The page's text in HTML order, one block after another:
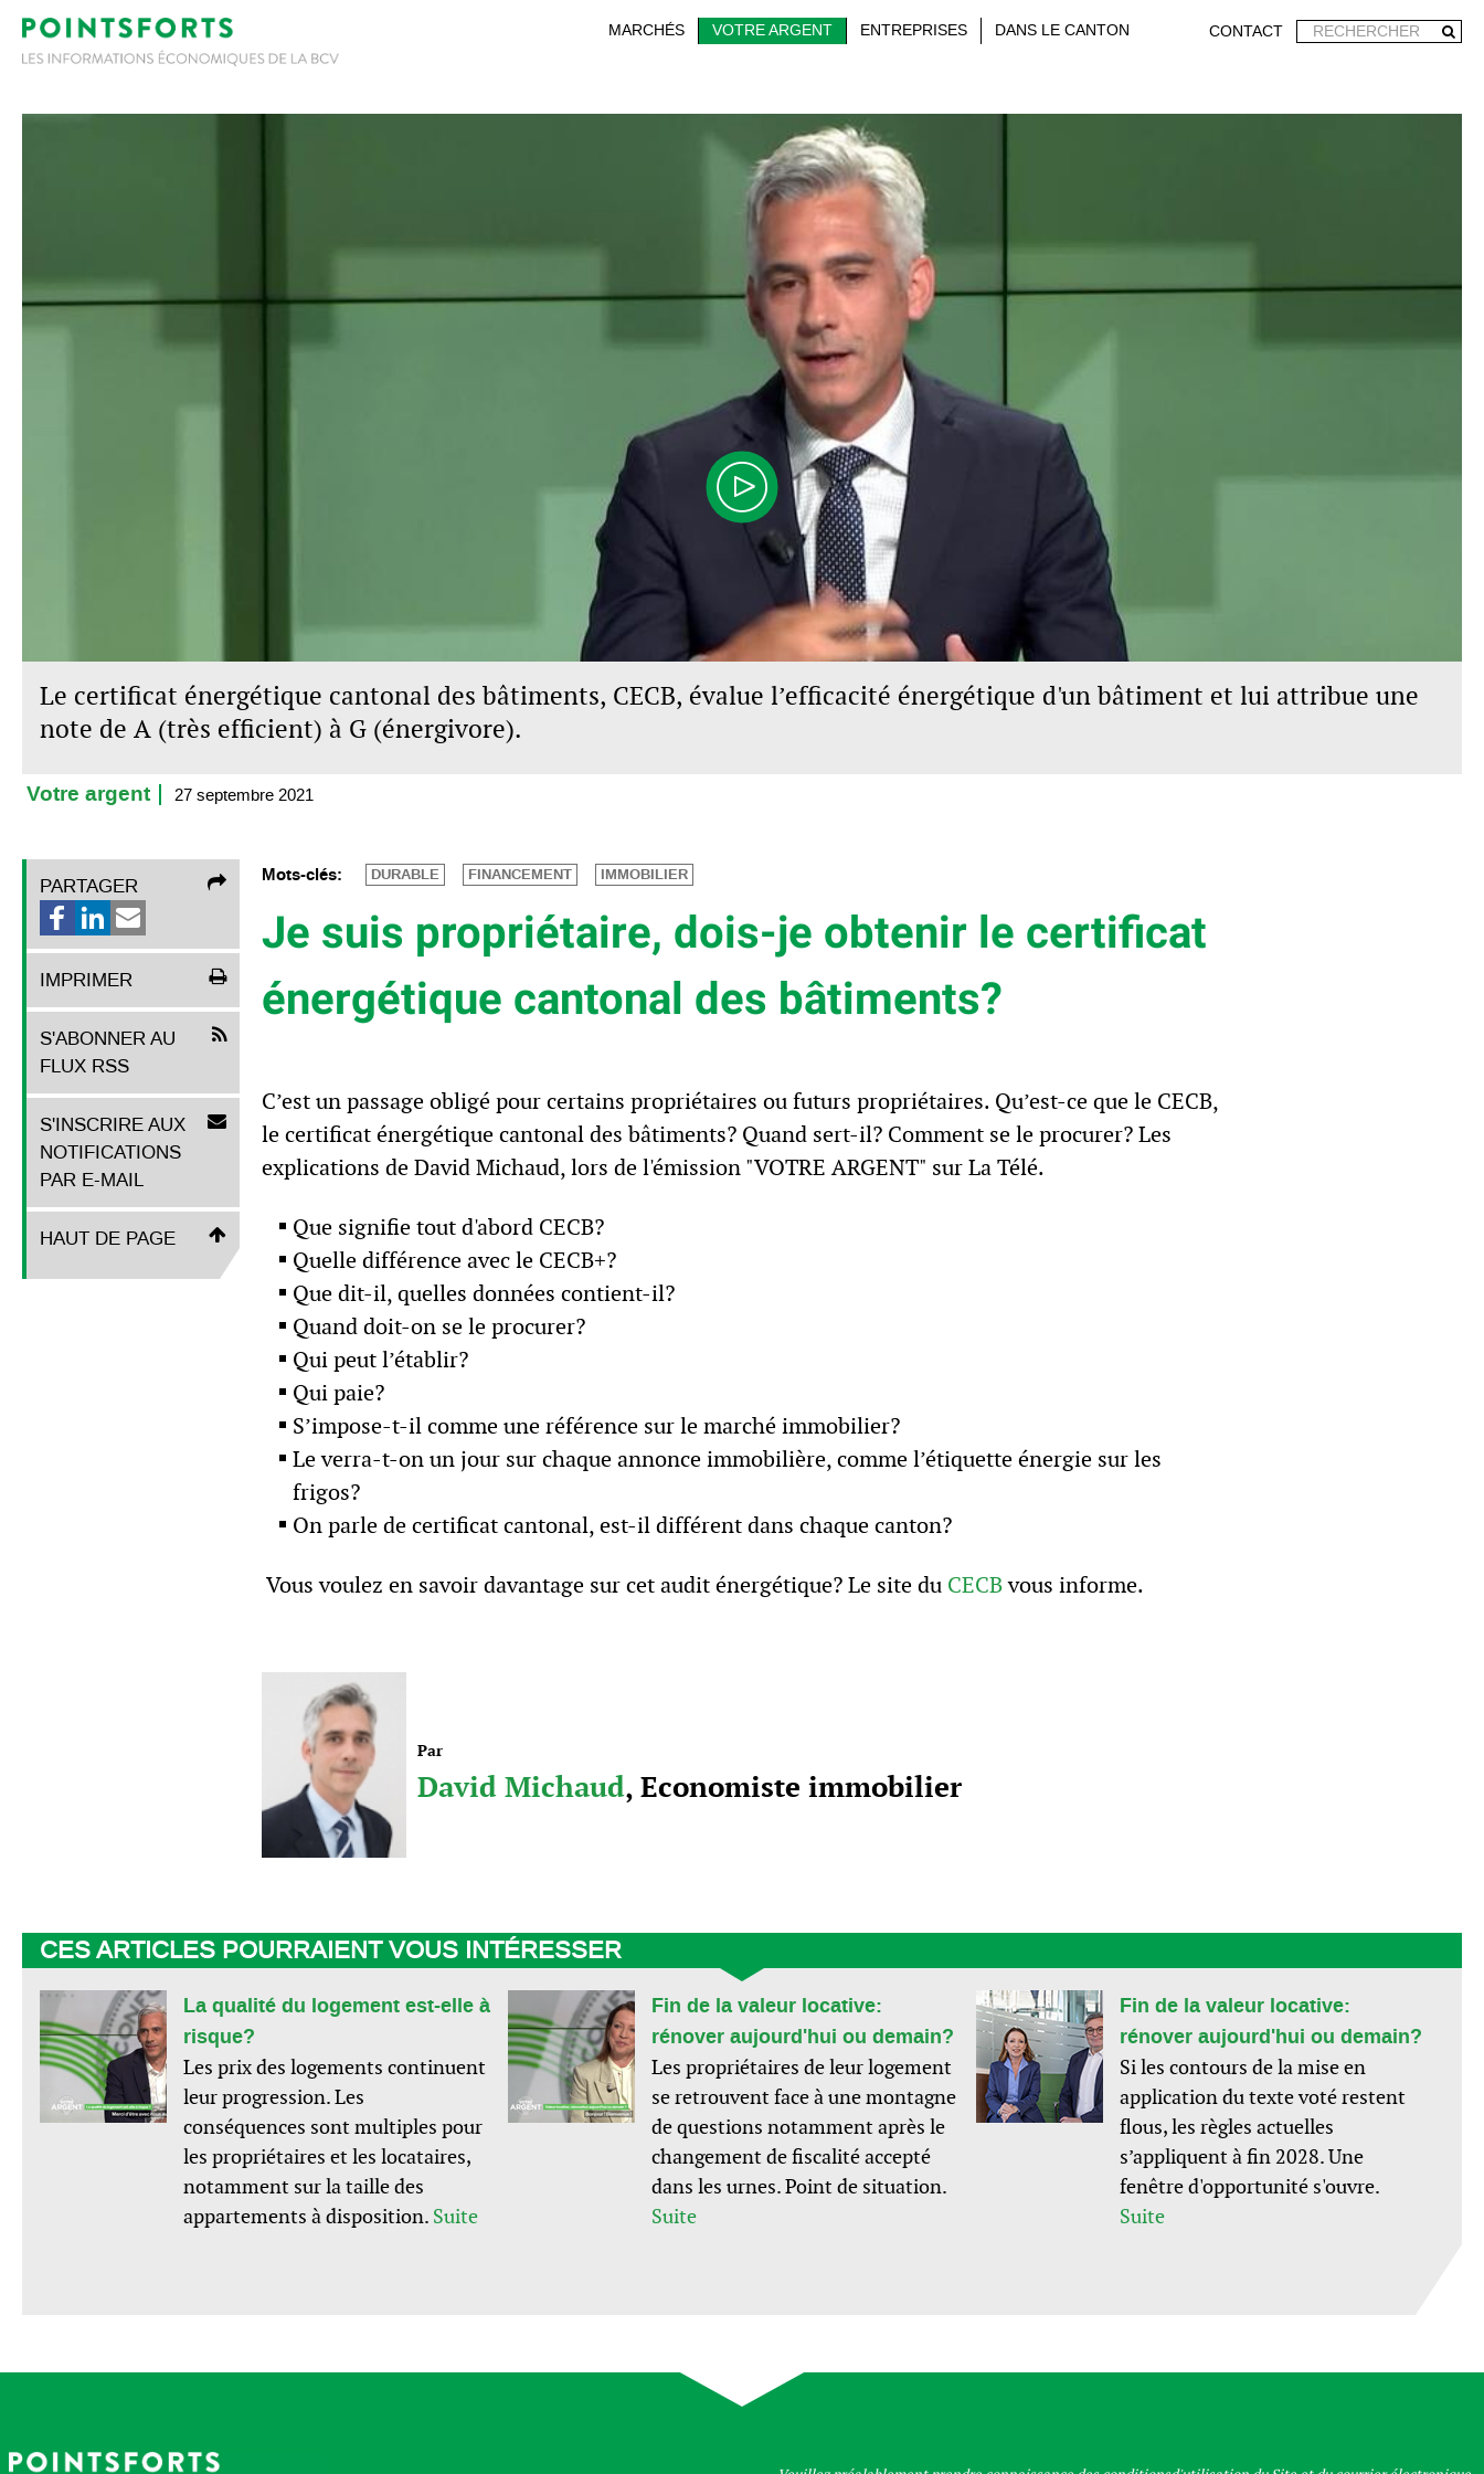
MARCHÉS VOTRE ARGENT ENTREPRISES DANS LE CANTON CONTACT
Le certificat énergétique cantonal des bâtiments, CECB, évalue l’efficacité énergétique d'un bâtiment et lui attribue une
note de A (très efficient) à G (énergivore).
Votre argent 27 septembre 2021
PARTAGER
IMPRIMER
S'ABONNER AU
FLUX RSS
S'INSCRIRE AUX
NOTIFICATIONS
PAR E-MAIL
HAUT DE PAGE
Mots-clés: DURABLE FINANCEMENT IMMOBILIER
Je suis propriétaire, dois-je obtenir le certificat
énergétique cantonal des bâtiments?
C’est un passage obligé pour certains propriétaires ou futurs propriétaires. Qu’est-ce que le CECB,
le certificat énergétique cantonal des bâtiments? Quand sert-il? Comment se le procurer? Les
explications de David Michaud, lors de l'émission "VOTRE ARGENT" sur La Télé.
Que signifie tout d'abord CECB?
Quelle différence avec le CECB+?
Que dit-il, quelles données contient-il?
Quand doit-on se le procurer?
Qui peut l’établir?
Qui paie?
S’impose-t-il comme une référence sur le marché immobilier?
Le verra-t-on un jour sur chaque annonce immobilière, comme l’étiquette énergie sur les
frigos?
On parle de certificat cantonal, est-il différent dans chaque canton?
Vous voulez en savoir davantage sur cet audit énergétique? Le site du CECBvous informe.
Par
David Michaud, Economiste immobilier
CES ARTICLES POURRAIENT VOUS INTÉRESSER
La qualité du logement est-elle à
risque?
Les prix des logements continuent
leur progression. Les
conséquences sont multiples pour
les propriétaires et les locataires,
notamment sur la taille des
appartements à disposition. Suite
Fin de la valeur locative:
rénover aujourd'hui ou demain?
Les propriétaires de leur logement
se retrouvent face à une montagne
de questions notamment après le
changement de fiscalité accepté
dans les urnes. Point de situation.
Suite
Fin de la valeur locative:
rénover aujourd'hui ou demain?
Si les contours de la mise en
application du texte voté restent
flous, les règles actuelles
s’appliquent à fin 2028. Une
fenêtre d'opportunité s'ouvre.
Suite